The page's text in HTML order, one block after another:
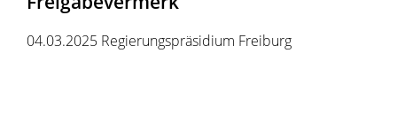
04.03.2025 Regierungspräsidium Freiburg